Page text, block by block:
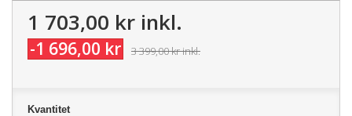
1 703,00 kr inkl.
-1 696,00 kr 3 399,00 krinkl.
Kvantitet